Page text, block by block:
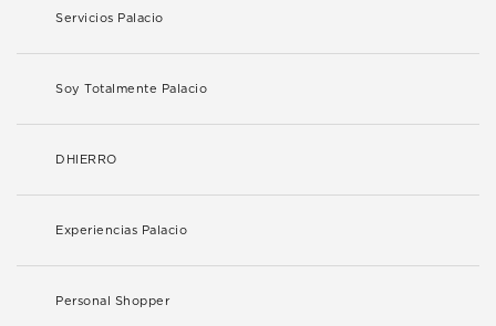
Servicios Palacio
Soy Totalmente Palacio
DHIERRO
Experiencias Palacio
Personal Shopper